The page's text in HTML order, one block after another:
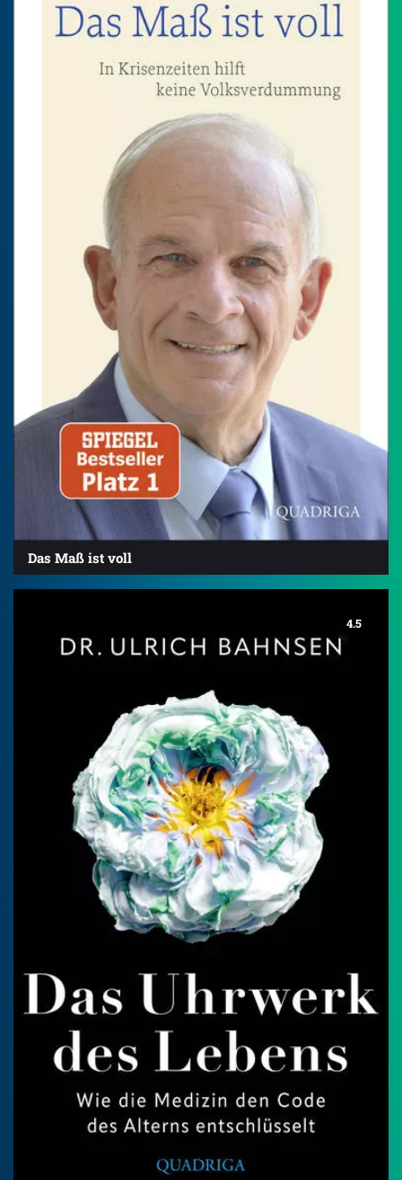
Das Maß ist voll
4.5